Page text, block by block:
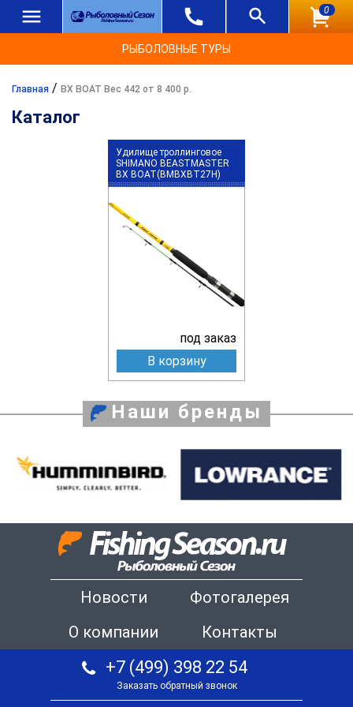
0
РЫБОЛОВНЫЕ ТУРЫ
Главная / BX BOAT Вес 442 от 8 400 р.
Каталог
Удилище троллинговое
SHIMANO BEASTMASTER
BX BOAT(BMBXBT27H)
под заказ
В корзину
Наши бренды
Новости
Фотогалерея
О компании
Контакты
+7 (499) 398 22 54
Заказать обратный звонок